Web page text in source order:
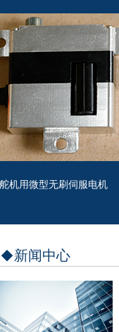
机用微型无刷伺服电机
新闻中心